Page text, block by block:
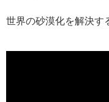
世界の砂漠化を解決す